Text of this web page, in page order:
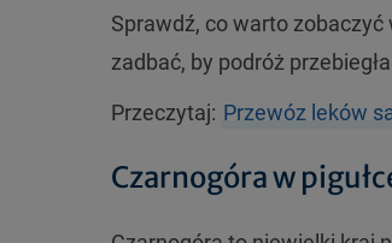
Sprawdź, co warto zobaczyć
zadbać, by podróż
Przeczytaj: Przewóz leków
Czarnogóra w